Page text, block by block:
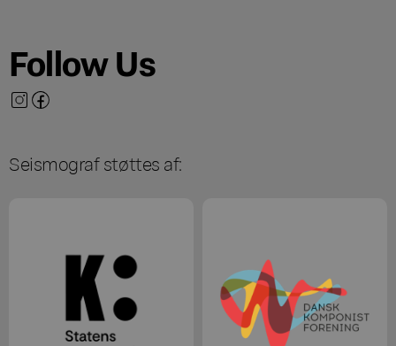
Follow Us
Seismograf støttes af: